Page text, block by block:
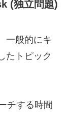
(独立問題)
一般的にキ
たトピック
チする時間